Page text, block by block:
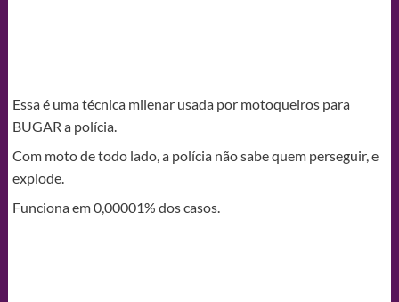
Essa é uma técnica milenar usada por motoqueiros para
BUGAR a polícia.
Com moto de todo lado, a polícia não sabe quem perseguir, e
explode.
Funciona em 0,00001% dos casos.